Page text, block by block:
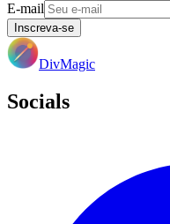
E-mail
Inscreva-se
DivMagic
Socials